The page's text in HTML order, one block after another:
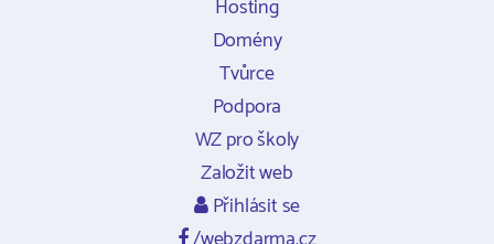
Hosting
Domény
Tvůrce
Podpora
WZ pro školy
Založit web
Přihlásit se